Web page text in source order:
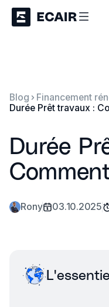
Blog
Financement
Durée
Rony 03.10.2025